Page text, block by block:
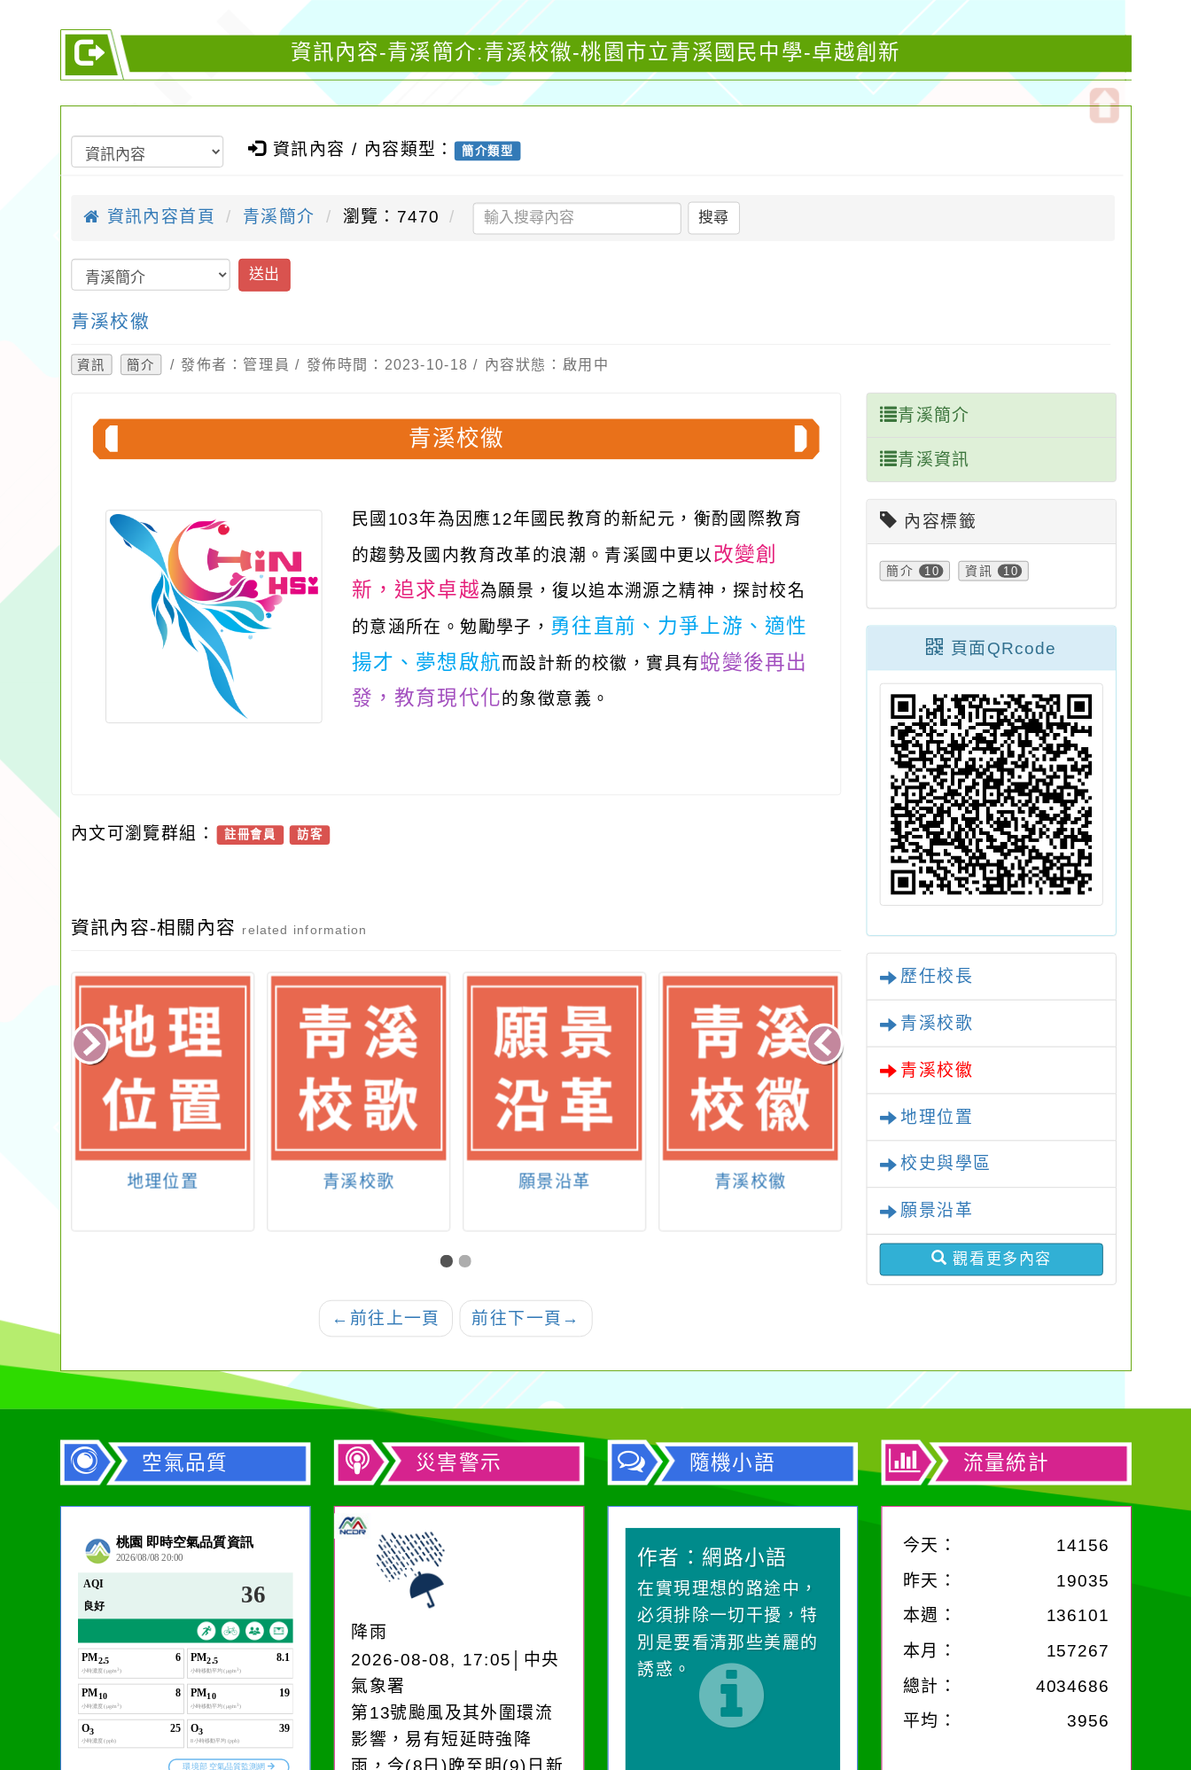
資訊內容-青溪簡介:青溪校徽-桃園市立青溪國民中學-卓越創新
資訊內容 / 內容類型： 簡介類型
資訊內容首頁 青溪簡介 瀏覽：7470 搜尋
送出
青溪校徽
資訊 簡介 / 發佈者：管理員 / 發佈時間：2023-10-18 / 內容狀態：啟用中
青溪校徽
民國103年為因應12年國民教育的新紀元，衡酌國際教育
的趨勢及國内教育改革的浪潮。青溪國中更以 改變創
新，追求卓越為願景，復以追本溯源之精神，探討校名
的意涵所在。勉勵學子， 勇往直前、力爭上游、適性
揚才、夢想啟航而設計新的校徽，實具有蛻變後再出
發，教育現代化的象徵意義。
內文可瀏覽群組： 註冊會員 訪客
資訊內容-相關內容 related information
地理位置 青溪校歌 願景沿革 青溪校徽
← 前往上一頁 前往下一頁 →
青溪簡介
青溪資訊
內容標籤
簡介 10 資訊 10
頁面QRcode
歷任校長
青溪校歌
青溪校徽
地理位置
校史與學區
願景沿革
觀看更多內容
空氣品質 災害警示
降雨
2026-08-08, 17:05│中央
氣象署
第13號颱風及其外圍環流
影響，易有短延時強降
隨機小語
生活是一面鏡子。你對
它笑，它就對你笑；你
對它哭，它也對你哭。
作者：網路小語
一杯清水因滴入一滴污
在而變清澈。
作者：網路小語
在實現理想的路途中，
必須排除一切干擾，特
別是要看清那些美麗的
誘惑。
流量統計
今天： 14156
昨天：
19035
本週：
136101
本月：
157267
總計：
4034686
平均： 3956